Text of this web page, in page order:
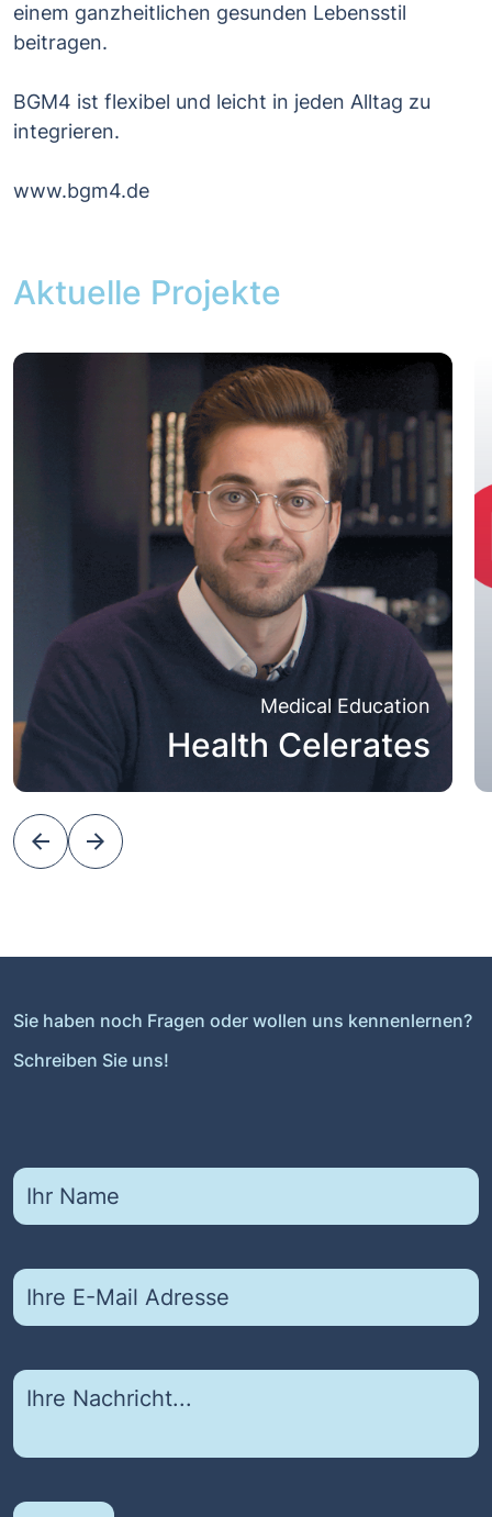
einem ganzheitlichen gesunden Lebensstil
beitragen.
BGM4 ist flexibel und leicht in jeden Alltag zu
integrieren.
www.bgm4.de
Aktuelle Projekte
Medical Education
Health Celerates
Sie haben noch Fragen oder wollen uns kennenlernen?
Schreiben Sie uns!